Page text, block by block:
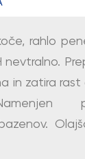
rahlo
nevtralno.
in zatira rast